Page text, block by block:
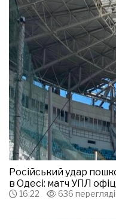
Російський удар
в Одесі: матч УПЛ
16:22 636